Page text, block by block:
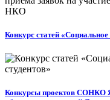
Конкурс статей
Конкурсы проектов СОНКО